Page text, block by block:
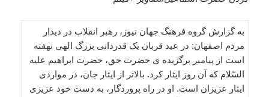
به گزارش گروه فرهنگ جهان نیوز، رهبر انقلاب در دیدار
مردم اصفهان: در عید قربان یک قدردانی بزرگ الهی نهفته
است از پیامبر برگزیده ی حضرت حق، حضرت ابراهیم علیه
السّلام که آن روز ایثار کرد. بالاتر از ایثار جان، در مواردی
ایثار عزیزان است. او در راه پروردگار، به دست خود عزیزی